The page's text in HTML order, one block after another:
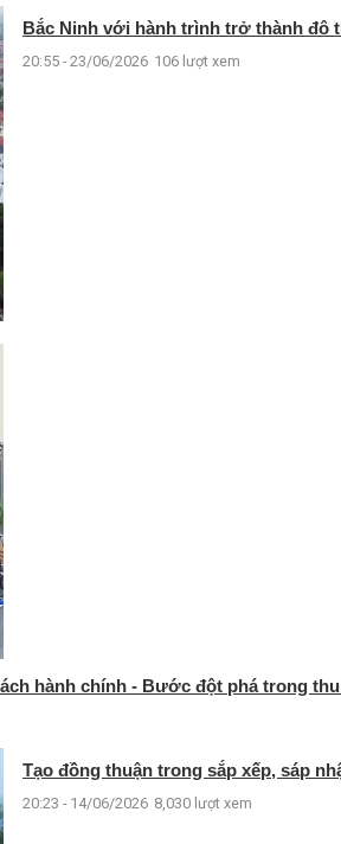
Bắc Ninh với hành trình trở thành đô
20:55 - 23/06/2026 106 lượt xem
hành chính - Bước đột phá trong
Tạo đồng thuận trong sắp xếp, sáp
20:23 - 14/06/2026 8,030 lượt xem